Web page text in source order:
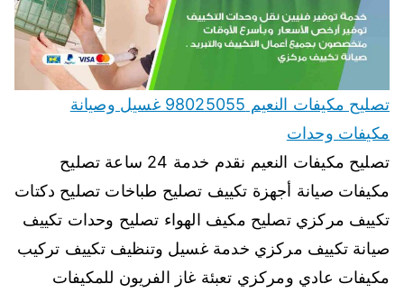
تصليح مكيفات النعيم 98025055 غسيل وصيانة
مكيفات وحدات
تصليح مكيفات النعيم نقدم خدمة 24 ساعة تصليح
مكيفات صيانة أجهزة تكييف تصليح طباخات تصليح دكتات
تكييف مركزي تصليح مكيف الهواء تصليح وحدات تكييف
صيانة تكييف مركزي خدمة غسيل وتنظيف تكييف تركيب
مكيفات عادي ومركزي تعبئة غاز الفريون للمكيفات